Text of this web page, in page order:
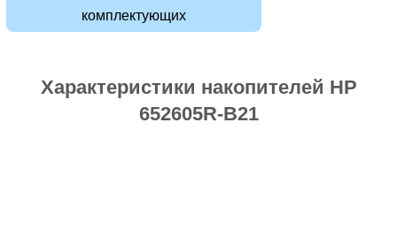
комплектующих
Характеристики накопителей HP
652605R-B21